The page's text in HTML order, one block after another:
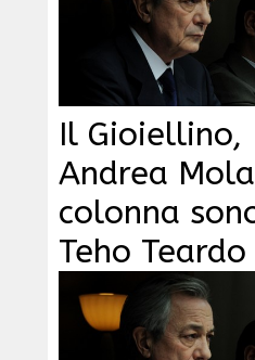
Il Gioiellino,
Andrea
colonna
Teho Teardo